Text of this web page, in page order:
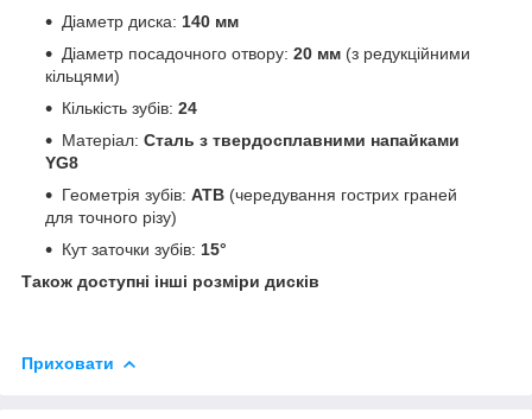
Діаметр диска: 140 мм
Діаметр посадочного отвору: 20 мм (з редукційними
кільцями)
Кількість зубів: 24
Матеріал: Сталь з твердосплавними напайками
YG8
Геометрія зубів: ATB (чередування гострих граней
для точного різу)
Кут заточки зубів: 15°
Також доступні інші розміри дисків
Приховати